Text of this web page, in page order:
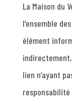
La Maison du
l’ensemble
élément
lien n’ayant
responsabilité